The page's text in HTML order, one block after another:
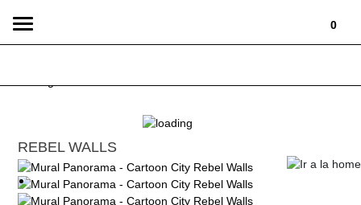
0
Toggle
REBEL WALLS